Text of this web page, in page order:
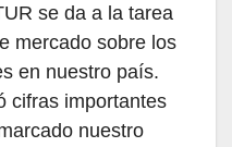
se da a la tarea
mercado sobre los
en nuestro país.
cifras importantes
nuestro